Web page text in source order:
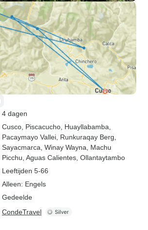
4 dagen
Cusco , Piscacucho , Huayllabamba
Pacaymayo Vallei , Runkuraqay Berg
Sayacmarca , Winay Wayna , Machu
Picchu , Aguas Calientes , Ollantaytambo
Leeftijden 5-66
Alleen: Engels
Gedeelde
CondeTravel